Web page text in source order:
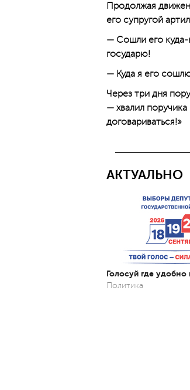
Продолжая
его супругой
— Сошли его
государю!
— Куда я его
Через три дня
— хвалил
договариваться!»
АКТУАЛЬНО
Голосуй где удобно
Политика